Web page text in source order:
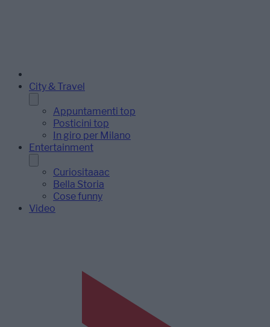
City & Travel
Appuntamenti top
Posticini top
In giro per Milano
Entertainment
Curiositaaac
Bella Storia
Cose funny
Video